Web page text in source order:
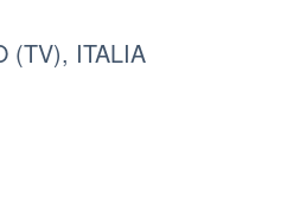
(TV), ITALIA